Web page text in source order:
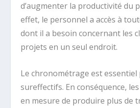
d’augmenter la productivité du
effet, le personnel a accès à
dont il a besoin concernant les
projets en un seul endroit.
Le chronométrage est
sureffectifs. En conséquence,
en mesure de produire plus de